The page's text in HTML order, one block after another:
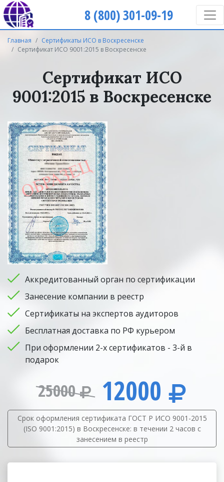
8 (800) 301-09-19
Главная
Сертификаты ИСО в Воскресенске
Сертификат ИСО 9001:2015 в Воскресенске
Сертификат ИСО
9001:2015 в Воскресенске
Аккредитованный орган по сертификации
Занесение компании в реестр
Сертификаты на экспертов аудиторов
Бесплатная доставка по РФ курьером
При оформлении 2-х сертификатов - 3-й в
подарок
25000 12000
Срок оформления сертификата ГОСТ Р ИСО 9001-2015
(ISO 9001:2015) в Воскресенске: в течении 2 часов с
занесением в реестр